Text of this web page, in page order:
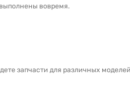
выполнены вовремя.
запчасти для различных моделей